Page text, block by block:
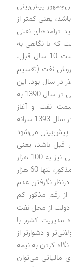
رئیس‌جمهور پیش‌بینی
25 میلیارد دلار باشد، یعنی کمتر از
درآمدهای نفتی
که با نگاهی به
نمودار 2 می‌توان تا حدودی به آن پی برد. درست 10 سال قبل،
از فروش نفت (تقسیم
نفتی بر جمعیت کشور) حدود 800 دلار در سال بود. این
رقم به تدریج افزایش یافت و طی دوران اوج یعنی در سال 1390 به
قیمت نفت و آغاز
تحریم‌ها، شاخص مذکور شدیداً کاهش یافت. در سال 1393 سرانه
بود و امسال پیش‌بینی می‌شود
قبل باشد، یعنی
حدود 300 دلار که حتی با نرخ دلار 3500 تومانی نیز به 100 هزار
تومان در ماه نمی‌رسد که عایدی دولت از سرانه مذکور، تنها 60 هزار
نگرفتن عدم
45 هزار تومان از رقم مذکور کم
دولت از محل نفت
مدیریت کشور با
طولانی‌تر و دشوارتر از
کردن به نیمه
مالیاتی می‌توان